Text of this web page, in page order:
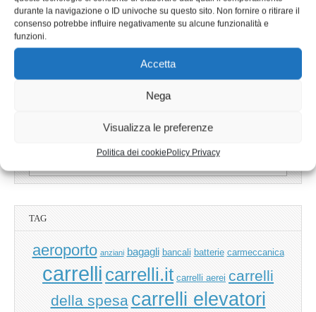
durante la navigazione o ID univoche su questo sito. Non fornire o ritirare il
consenso potrebbe influire negativamente su alcune funzionalità e
funzioni.
Accetta
Nega
Visualizza le preferenze
Politica dei cookiePolicy Privacy
per:
TAG
aeroporto anziani bagagli bancali batterie carmeccanica
carrelli carrelli.it carrelli aerei carrelli
della spesa carrelli elevatori